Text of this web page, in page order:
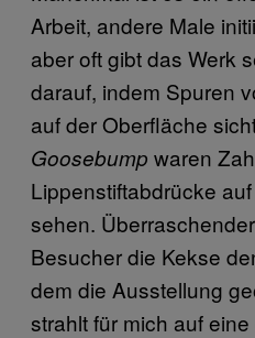
Arbeit, andere Male
aber oft gibt das Werk
darauf, indem Spuren
auf der Oberfläche
Goosebump waren
Lippenstiftabdrücke
sehen.
Besucher die Kekse
dem die Ausstellung
strahlt für mich auf